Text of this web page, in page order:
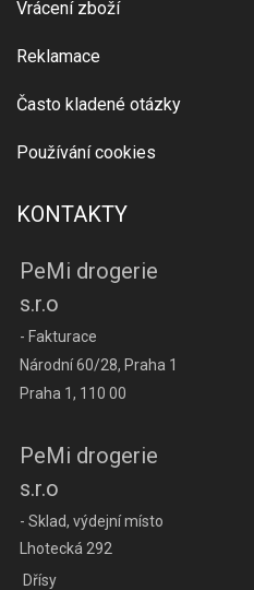
Vrácení zboží
Reklamace
Často kladené otázky
Používání cookies
KONTAKTY
PeMi drogerie
s.r.o
- Fakturace
Národní 60/28, Praha 1
Praha 1, 110 00
PeMi drogerie
s.r.o
- Sklad, výdejní místo
Lhotecká 292
Dřísy